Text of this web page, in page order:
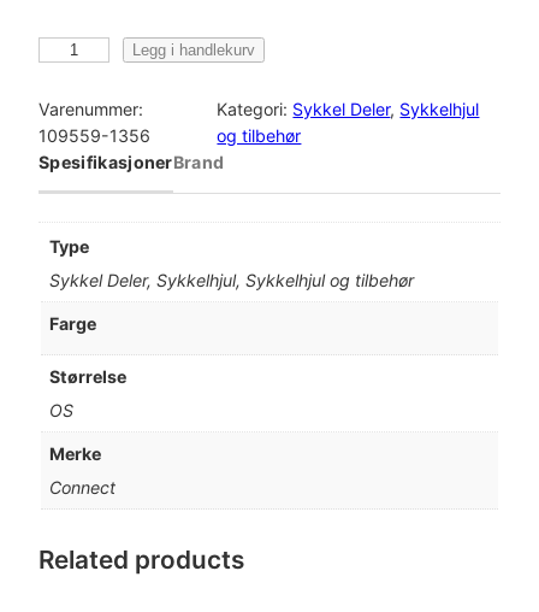
n
n
e
N
W
7
Legg i handlekurv
Varenummer:
109559-1356
Kategori: Sykkel Deler, Sykkelhjul
og tilbehør
SpesifikasjonerBrand
Type
Sykkel Deler, Sykkelhjul, Sykkelhjul og tilbehør
Farge
Størrelse
OS
Merke
Connect
Related products